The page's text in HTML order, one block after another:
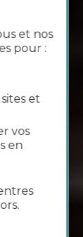
et nos
pour :
et
vos
en